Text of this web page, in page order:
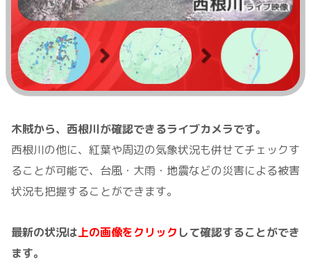
木賊から、西根川が確認できるライブカメラです。
西根川の他に、紅葉や周辺の気象状況も併せてチェックす
ることが可能で、台風・大雨・地震などの災害による被害
状況も把握することができます。
最新の状況は上の画像をクリック して確認することができ
ます。